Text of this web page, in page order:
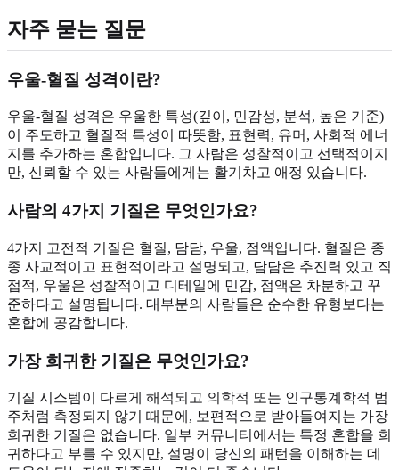
자주 묻는 질문
우울-혈질 성격이란?
우울-혈질 성격은 우울한 특성(깊이, 민감성, 분석, 높은 기준)
이 주도하고 혈질적 특성이 따뜻함, 표현력, 유머, 사회적 에너
지를 추가하는 혼합입니다. 그 사람은 성찰적이고 선택적이지
만, 신뢰할 수 있는 사람들에게는 활기차고 애정 있습니다.
사람의 4가지 기질은 무엇인가요?
4가지 고전적 기질은 혈질, 담담, 우울, 점액입니다. 혈질은 종
종 사교적이고 표현적이라고 설명되고, 담담은 추진력 있고 직
접적, 우울은 성찰적이고 디테일에 민감, 점액은 차분하고 꾸
준하다고 설명됩니다. 대부분의 사람들은 순수한 유형보다는
혼합에 공감합니다.
가장 희귀한 기질은 무엇인가요?
기질 시스템이 다르게 해석되고 의학적 또는 인구통계학적 범
주처럼 측정되지 않기 때문에, 보편적으로 받아들여지는 가장
희귀한 기질은 없습니다. 일부 커뮤니티에서는 특정 혼합을 희
귀하다고 부를 수 있지만, 설명이 당신의 패턴을 이해하는 데